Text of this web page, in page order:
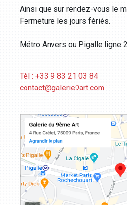
Ainsi que sur rendez-vous le
Fermeture les jours fériés.
Métro Anvers ou Pigalle ligne
Tél : +33 9 83 21 03 84
contact@galerie9art.com